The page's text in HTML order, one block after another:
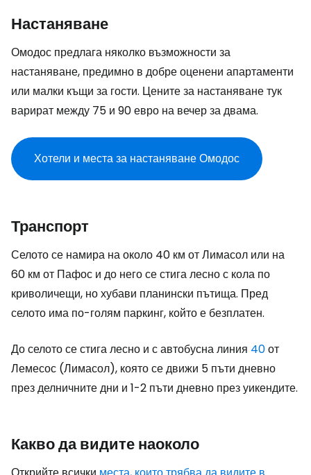
Настаняване
Омодос предлага няколко възможности за
настаняване, предимно в добре оценени апартаменти
или малки къщи за гости. Цените за настаняване тук
варират между 75 и 90 евро на вечер за двама.
Хотели и места за настаняване Омодос
Транспорт
Селото се намира на около 40 км от Лимасол или на
60 км от Пафос и до него се стига лесно с кола по
криволичещи, но хубави планински пътища. Пред
селото има по-голям паркинг, който е безплатен.
До селото се стига лесно и с автобусна линия 40от
Лемесос (Лимасол), която се движи 5 пъти дневно
през делничните дни и 1-2 пъти дневно през уикендите.
Какво да видите наоколо